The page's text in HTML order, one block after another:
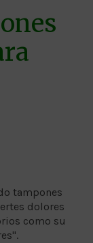
tampones
dolores
como su